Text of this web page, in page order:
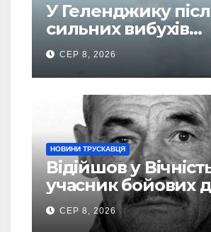
У Геленджику
сильних вибухів
почалася масова
евакуація
СЕР 8, 2026
НОВИНИ ТРУСКАВЦЯ
Відійшов у
учасник бойових
Василь Іваникович
Станилі
СЕР 8, 2026